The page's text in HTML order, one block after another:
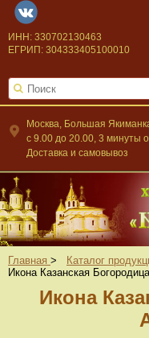
Москва, Большая
c 9.00 до 20.00, 3 минуты
Доставка и самовывоз
ИНН: 330702130463
ЕГРИП: 304333405100010
Главная > Каталог
Икона Казанская
Икона